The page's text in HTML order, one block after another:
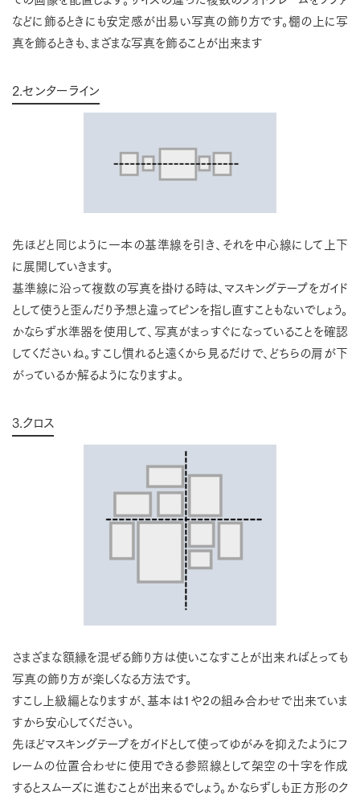
などに飾るときにも安定感が出易い写真の飾り方です。棚の上に写
真を飾るときも、まざまな写真を飾ることが出来ます
2.センターライン
先ほどと同じように一本の基準線を引き、それを中心線にして上下
に展開していきます。
基準線に沿って複数の写真を掛ける時は、マスキングテープをガイド
として使うと歪んだり予想と違ってピンを指し直すこともないでしょう。
かならず水準器を使用して、写真がまっすぐになっていることを確認
してくださいね。すこし慣れると遠くから見るだけで、どちらの肩が下
がっているか解るようになりますよ。
3.クロス
さまざまな額縁を混ぜる飾り方は使いこなすことが出来ればとっても
写真の飾り方が楽しくなる方法です。
すこし上級編となりますが、基本は1や2の組み合わせで出来ていま
すから安心してください。
先ほどマスキングテープをガイドとして使ってゆがみを抑えたようにフ
レームの位置合わせに使用できる参照線として架空の十字を作成
するとスムーズに進むことが出来るでしょう。かならずしも正方形のク